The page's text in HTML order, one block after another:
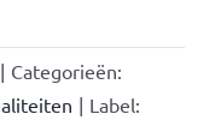
| Categorieën:
| Label: